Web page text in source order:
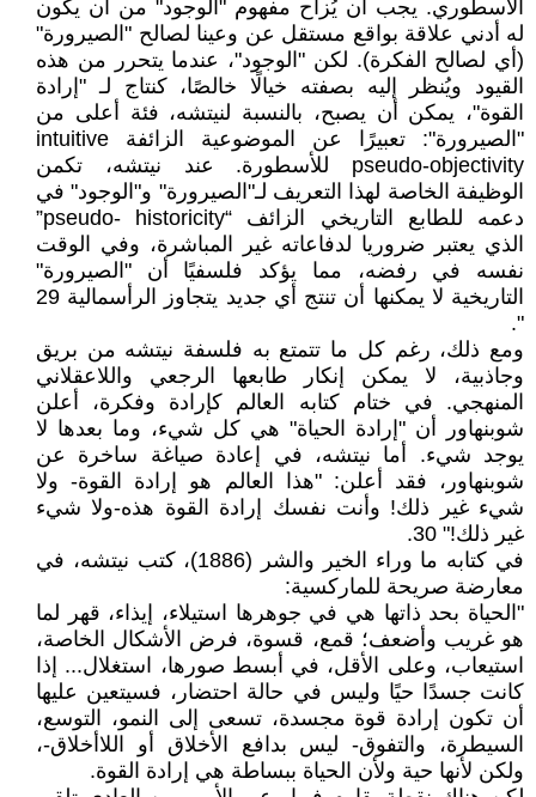
الأسطوري. يجب أن يُزاح مفهوم "الوجود" من أن يكون
له أدني علاقة بواقع مستقل عن وعينا لصالح "الصيرورة"
(أي لصالح الفكرة). لكن "الوجود"، عندما يتحرر من هذه
القيود ويُنظر إليه بصفته خيالًا خالصًا، كنتاج لـ "إرادة
القوة"، يمكن أن يصبح، بالنسبة لنيتشه، فئة أعلى من
"الصيرورة": تعبيرًا عن الموضوعية الزائفة intuitive
pseudo-objectivity للأسطورة. عند نيتشه، تكمن
الوظيفة الخاصة لهذا التعريف لـ"الصيرورة" و"الوجود" في
دعمه للطابع التاريخي الزائف “pseudo- historicity”
الذي يعتبر ضروريا لدفاعاته غير المباشرة، وفي الوقت
نفسه في رفضه، مما يؤكد فلسفيًا أن "الصيرورة"
التاريخية لا يمكنها أن تنتج أي جديد يتجاوز الرأسمالية 29
".
ومع ذلك، رغم كل ما تتمتع به فلسفة نيتشه من بريق
وجاذبية، لا يمكن إنكار طابعها الرجعي واللاعقلاني
المنهجي. في ختام كتابه العالم كإرادة وفكرة، أعلن
شوبنهاور أن "إرادة الحياة" هي كل شيء، وما بعدها لا
يوجد شيء. أما نيتشه، في إعادة صياغة ساخرة عن
شوبنهاور، فقد أعلن: "هذا العالم هو إرادة القوة- ولا
شيء غير ذلك! وأنت نفسك إرادة القوة هذه-ولا شيء
غير ذلك!" 30.
في كتابه ما وراء الخير والشر (1886)، كتب نيتشه، في
معارضة صريحة للماركسية:
"الحياة بحد ذاتها هي في جوهرها استيلاء، إيذاء، قهر لما
هو غريب وأضعف؛ قمع، قسوة، فرض الأشكال الخاصة،
استيعاب، وعلى الأقل، في أبسط صورها، استغلال... إذا
كانت جسدًا حيًا وليس في حالة احتضار، فسيتعين عليها
أن تكون إرادة قوة مجسدة، تسعى إلى النمو، التوسع،
السيطرة، والتفوق- ليس بدافع الأخلاق أو اللاأخلاق-،
ولكن لأنها حية ولأن الحياة ببساطة هي إرادة القوة.